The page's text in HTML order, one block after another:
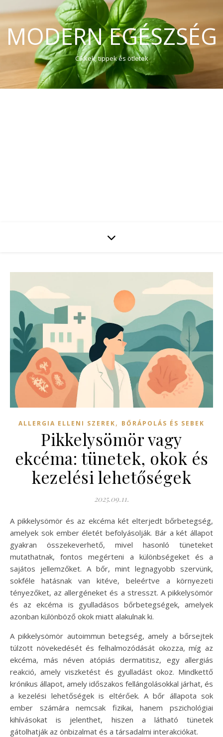
MODERN EGÉSZSÉG
Cikkek, tippek és ötletek
ALLERGIA ELLENI SZEREK, BŐRÁPOLÁS ÉS SEBEK
Pikkelysömör vagy
ekcéma: tünetek, okok és
kezelési lehetőségek
2025.09.11.
A pikkelysömör és az ekcéma két elterjedt bőrbetegség,
amelyek sok ember életét befolyásolják. Bár a két állapot
gyakran összekeverhető, mivel hasonló tüneteket
mutathatnak, fontos megérteni a különbségeket és a
sajátos jellemzőket. A bőr, mint legnagyobb szervünk,
sokféle hatásnak van kitéve, beleértve a környezeti
tényezőket, az allergéneket és a stresszt. A pikkelysömör
és az ekcéma is gyulladásos bőrbetegségek, amelyek
azonban különböző okok miatt alakulnak ki.
A pikkelysömör autoimmun betegség, amely a bőrsejtek
túlzott növekedését és felhalmozódását okozza, míg az
ekcéma, más néven atópiás dermatitisz, egy allergiás
reakció, amely viszketést és gyulladást okoz. Mindkettő
krónikus állapot, amely időszakos fellángolásokkal járhat, és
a kezelési lehetőségek is eltérőek. A bőr állapota sok
ember számára nemcsak fizikai, hanem pszichológiai
kihívásokat is jelenthet, hiszen a látható tünetek
gátolhatják az önbizalmat és a társadalmi interakciókat.